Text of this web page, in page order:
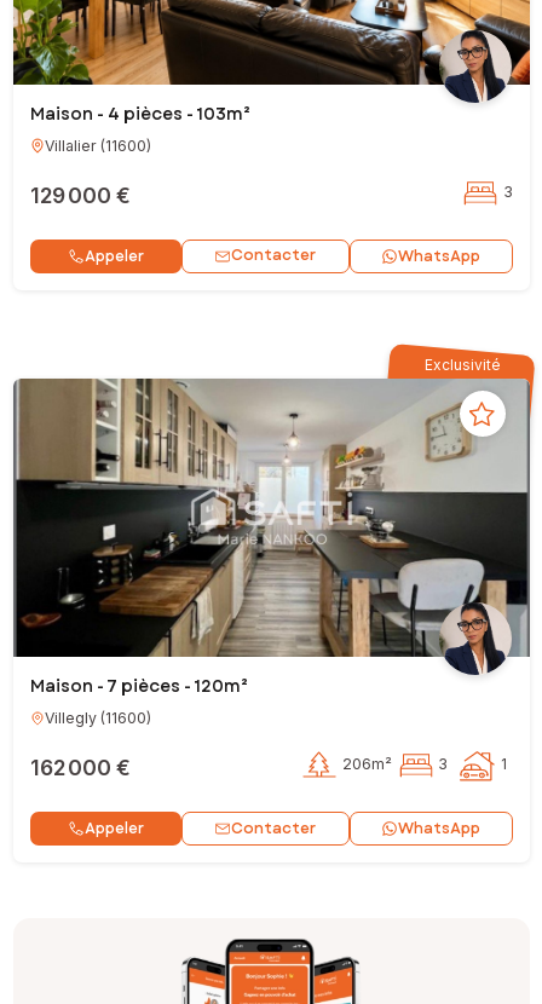
Maison - 4 pièces - 103m²
Villalier(11600)
129 000 € 3
Appeler Contacter WhatsApp
Exclusivité
Maison - 7 pièces - 120m²
Villegly(11600)
162 000 € 206m² 3 1
Appeler Contacter WhatsApp